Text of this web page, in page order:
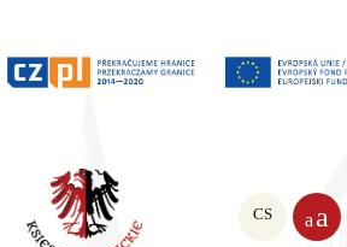
CS PL
a a